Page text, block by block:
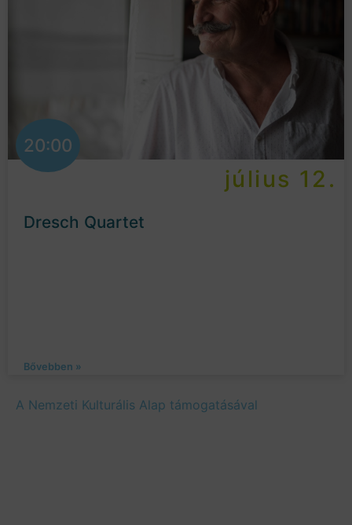
20:00
július 12.
Dresch Quartet
Bővebben »
A Nemzeti Kulturális Alap támogatásával